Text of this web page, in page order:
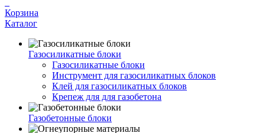
Корзина
Каталог
Газосиликатные блоки
Газосиликатные блоки
Инструмент для газосиликатных блоков
Клей для газосиликатных блоков
Крепеж для для газобетона
Газобетонные блоки